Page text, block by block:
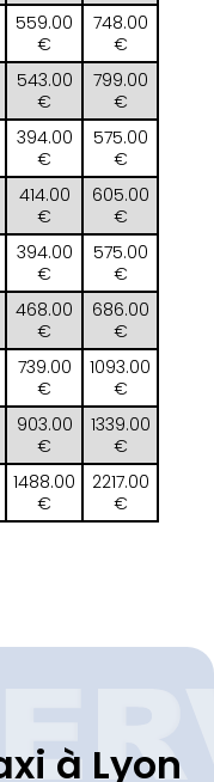
559.00
€
748.00
€
543.00
€
799.00
€
394.00
€
575.00
€
414.00
€
605.00
€
394.00
€
575.00
€
468.00
€
686.00
€
739.00
€
1093.00
€
903.00
€
1339.00
€
1488.00
€
2217.00
€
à Lyon